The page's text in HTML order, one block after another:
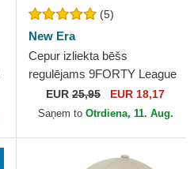
(5)
New Era
Cepur izliekta bēšs
regulējams 9FORTY League
Essential no Los Angeles
Dodgers MLB no New Era
EUR 25,95 EUR 18,17
Saņem to Otrdiena, 11. Aug.